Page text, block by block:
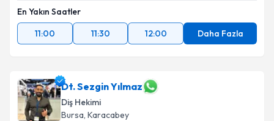
En Yakın Saatler
11:00
11:30 12:00 Daha Fazla
Dt. Sezgin Yılmaz
Diş Hekimi
Bursa, Karacabey